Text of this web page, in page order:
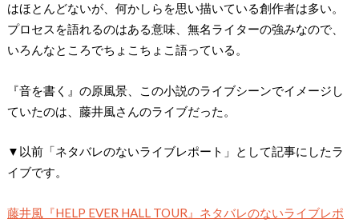
はほとんどないが、何かしらを思い描いている創作者は多い。
プロセスを語れるのはある意味、無名ライターの強みなので、
いろんなところでちょこちょこ語っている。
『音を書く』の原風景、この小説のライブシーンでイメージし
ていたのは、藤井風さんのライブだった。
▼以前「ネタバレのないライブレポート」として記事にしたラ
イブです。
藤井風『HELP EVER HALL TOUR』ネタバレのないライブレポ